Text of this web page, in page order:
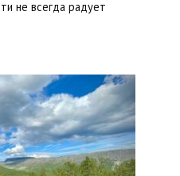
не всегда радует